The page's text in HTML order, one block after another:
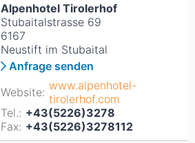
Alpenhotel Tirolerhof
Stubaitalstrasse 69
6167
Neustift im Stubaital
Anfrage senden
Website: www.alpenhotel-
tirolerhof.com
Tel.: +43(5226)3278
Fax: +43(5226)3278112